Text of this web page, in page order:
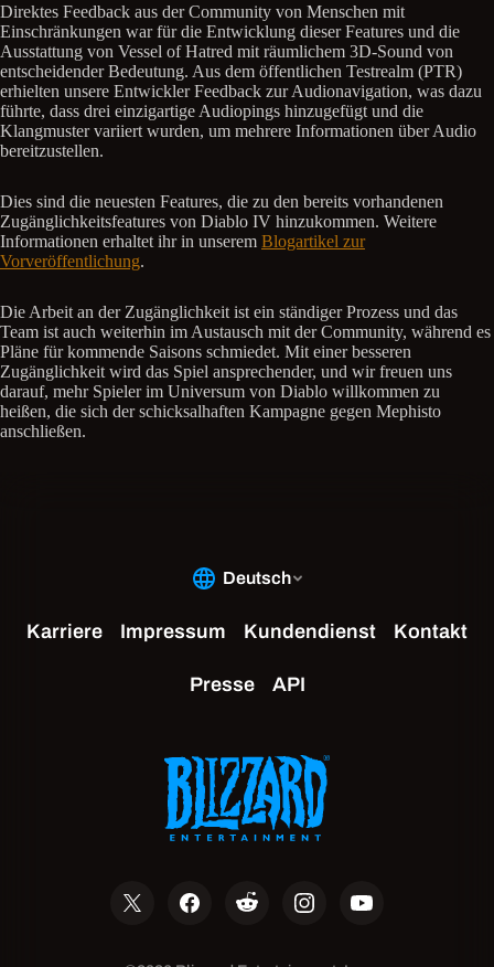
Direktes Feedback aus der Community von Menschen mit
Einschränkungen war für die Entwicklung dieser Features und die
Ausstattung von Vessel of Hatred mit räumlichem 3D-Sound von
entscheidender Bedeutung. Aus dem öffentlichen Testrealm (PTR)
erhielten unsere Entwickler Feedback zur Audionavigation, was dazu
führte, dass drei einzigartige Audiopings hinzugefügt und die
Klangmuster variiert wurden, um mehrere Informationen über Audio
bereitzustellen.
Dies sind die neuesten Features, die zu den bereits vorhandenen
Zugänglichkeitsfeatures von Diablo IV hinzukommen. Weitere
Informationen erhaltet ihr in unserem Blogartikel zur
Vorveröffentlichung.
Die Arbeit an der Zugänglichkeit ist ein ständiger Prozess und das
Team ist auch weiterhin im Austausch mit der Community, während es
Pläne für kommende Saisons schmiedet. Mit einer besseren
Zugänglichkeit wird das Spiel ansprechender, und wir freuen uns
darauf, mehr Spieler im Universum von Diablo willkommen zu
heißen, die sich der schicksalhaften Kampagne gegen Mephisto
anschließen.